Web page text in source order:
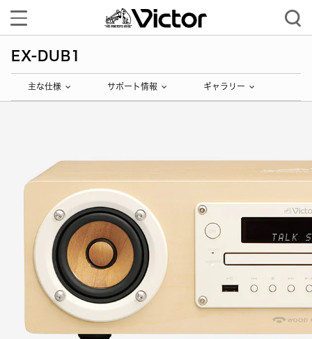
Toggle
navigation
EX-DUB1
主な仕様 サポート情報 ギャラリー